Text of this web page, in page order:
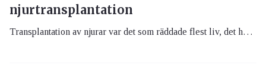
njurtransplantation
Transplantation av njurar var det som räddade flest liv, det har forskare i USA kunnat konstatera efter att ha sammanställt en lista över transplantationer av olika solida organ.